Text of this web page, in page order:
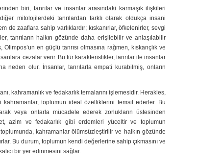
biri, tanrılar ve insanlar arasındaki karmaşık ilişkileri
diğer mitolojilerdeki tanrılardan farklı olarak oldukça insani
de zaaflara sahip varlıklardır; kıskanırlar, öfkelenirler, sevgi
tanrıların halkın gözünde daha erişilebilir ve anlaşılabilir
Olimpos’un en güçlü tanrısı olmasına rağmen, kıskançlık ve
cezalar verir. Bu tür karakteristikler, tanrılar ile insanlar
neden olur. İnsanlar, tanrılarla empati kurabilmiş, onların
kahramanlık ve fedakarlık temalarını işlemesidir. Herakles,
kahramanlar, toplumun ideal özelliklerini temsil ederler. Bu
veya onlarla mücadele ederek zorlukların üstesinden
azim ve fedakarlık gibi erdemleri yüceltir ve toplumun
kahramanlar ölümsüzleştirilir ve halkın gözünde
Bu durum, toplumun kendi değerlerine sahip çıkmasını ve
bir yer edinmesini sağlar.